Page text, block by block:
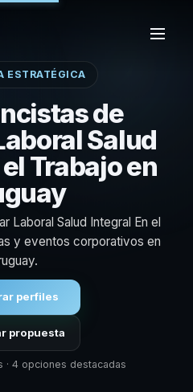
ESTRATÉGICA
de
Salud
Trabajo en
Laboral Salud Integral En el
y eventos corporativos en
perfiles
propuesta
4 opciones destacadas